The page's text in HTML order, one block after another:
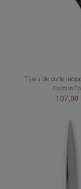
Tijera de corte
Captain
107,00